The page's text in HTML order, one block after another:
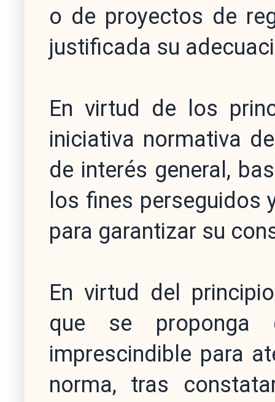
o de proyectos de
justificada su
En virtud de los
iniciativa normativa
de interés general,
los fines perseguidos
para garantizar su
En virtud del
que se proponga
imprescindible para
norma, tras